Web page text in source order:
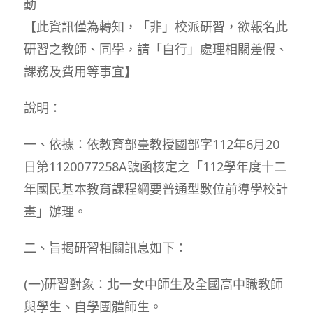
動
【此資訊僅為轉知，「非」校派研習，欲報名此
研習之教師、同學，請「自行」處理相關差假、
課務及費用等事宜】
說明：
一、依據：依教育部臺教授國部字112年6月20
日第1120077258A號函核定之「112學年度十二
年國民基本教育課程綱要普通型數位前導學校計
畫」辦理。
二、旨揭研習相關訊息如下：
(一)研習對象：北一女中師生及全國高中職教師
與學生、自學團體師生。